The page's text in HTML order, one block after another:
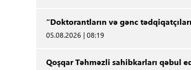
“Doktorantların və gənc
05.08.2026 | 08:19
Qoşqar Təhməzli sahibkarları qəbul